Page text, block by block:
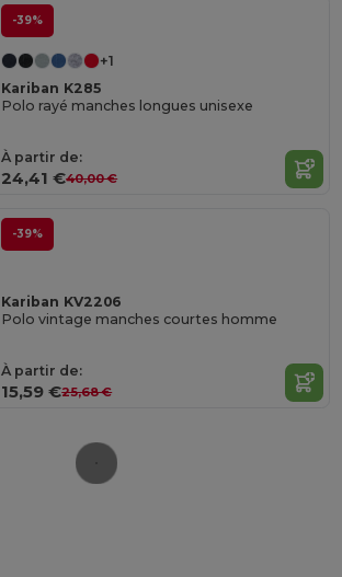
-39%
+1
Kariban K285
Polo rayé manches longues unisexe
À partir de:
24,41 €40,00 €
-39%
Kariban KV2206
Polo vintage manches courtes homme
À partir de:
15,59 €25,68 €